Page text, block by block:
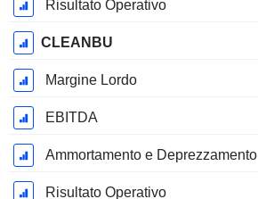
Risultato Operativo
CLEANBU
Margine Lordo
EBITDA
Ammortamento e Deprezzamento
Risultato Operativo